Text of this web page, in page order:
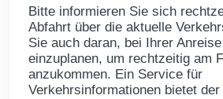
Bitte informieren Sie sich
Abfahrt über die aktuelle
Sie auch daran, bei Ihrer
einzuplanen, um rechtzeitig am
anzukommen. Ein Service für
Verkehrsinformationen bietet der